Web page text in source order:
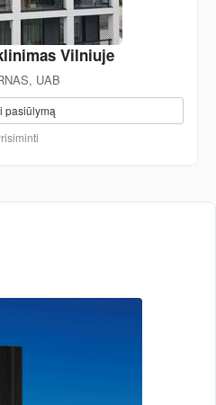
Vilniuje
UAB
pasiūlymą